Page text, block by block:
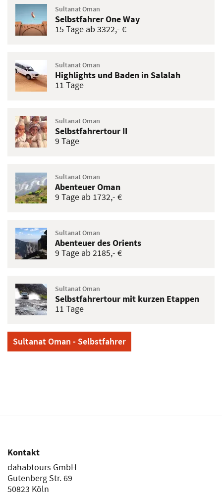
Sultanat Oman
Selbstfahrer One Way
15 Tage ab 3322,- €
Sultanat Oman
Highlights und Baden in Salalah
11 Tage
Sultanat Oman
Selbstfahrertour II
9 Tage
Sultanat Oman
Abenteuer Oman
9 Tage ab 1732,- €
Sultanat Oman
Abenteuer des Orients
9 Tage ab 2185,- €
Sultanat Oman
Selbstfahrertour mit kurzen Etappen
11 Tage
Sultanat Oman - Selbstfahrer
Kontakt
dahabtours GmbH
Gutenberg Str. 69
50823 Köln